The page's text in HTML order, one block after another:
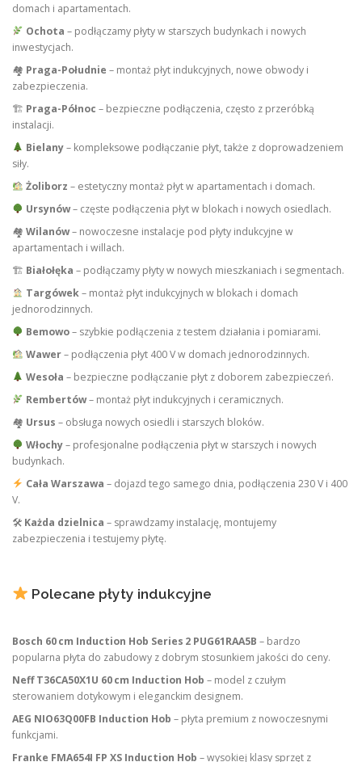
domach i apartamentach.
Ochota – podłączamy płyty w starszych budynkach i nowych
inwestycjach.
🏘 Praga-Południe – montaż płyt indukcyjnych, nowe obwody i
zabezpieczenia.
🏗 Praga-Północ – bezpieczne podłączenia, często z przeróbką
instalacji.
Bielany– kompleksowe podłączanie płyt, także z doprowadzeniem
siły.
Żoliborz – estetyczny montaż płyt w apartamentach i domach.
Ursynów– częste podłączenia płyt w blokach i nowych osiedlach.
🏘 Wilanów– nowoczesne instalacje pod płyty indukcyjne w
apartamentach i willach.
🏗 Białołęka – podłączamy płyty w nowych mieszkaniach i segmentach.
Targówek– montaż płyt indukcyjnych w blokach i domach
jednorodzinnych.
Bemowo– szybkie podłączenia z testem działania i pomiarami.
Wawer– podłączenia płyt 400 V w domach jednorodzinnych.
Wesoła – bezpieczne podłączanie płyt z doborem zabezpieczeń.
Rembertów– montaż płyt indukcyjnych i ceramicznych.
🏘 Ursus – obsługa nowych osiedli i starszych bloków.
Włochy– profesjonalne podłączenia płyt w starszych i nowych
budynkach.
Cała Warszawa – dojazd tego samego dnia, podłączenia 230 V i 400
V.
🛠 Każda dzielnica – sprawdzamy instalację, montujemy
zabezpieczenia i testujemy płytę.
Polecane płyty indukcyjne
Bosch 60 cm Induction Hob Series 2 PUG61RAA5B – bardzo
popularna płyta do zabudowy z dobrym stosunkiem jakości do ceny.
Neff T36CA50X1U 60 cm Induction Hob – model z czułym
sterowaniem dotykowym i eleganckim designem.
AEG NIO63Q00FB Induction Hob – płyta premium z nowoczesnymi
funkcjami.
Franke FMA654I FP XS Induction Hob – wysokiej klasy sprzęt z